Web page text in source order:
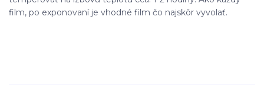
film, po exponovaní je vhodné film čo najskôr vyvolať.